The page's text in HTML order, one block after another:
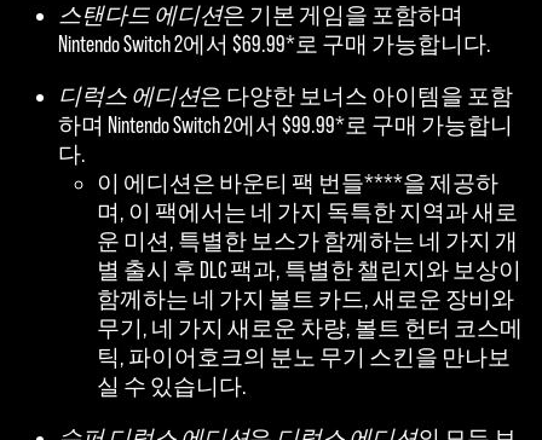
스탠다드 에디션은 기본 게임을 포함하며
Nintendo Switch 2에서 $69.99*로 구매 가능합니다.
디럭스 에디션은 다양한 보너스 아이템을 포함
하며 Nintendo Switch 2에서 $99.99*로 구매 가능합니
다.
이 에디션은 바운티 팩 번들****을 제공하
며, 이 팩에서는 네 가지 독특한 지역과 새로
운 미션, 특별한 보스가 함께하는 네 가지 개
별 출시 후 DLC 팩과, 특별한 챌린지와 보상이
함께하는 네 가지 볼트 카드, 새로운 장비와
무기, 네 가지 새로운 차량, 볼트 헌터 코스메
틱, 파이어호크의 분노 무기 스킨을 만나보
실 수 있습니다.